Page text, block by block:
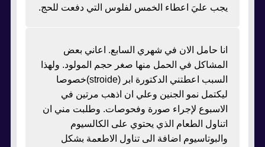
يجب عليَ اعطاء الخمس لفلوس التي دفعت للحج.
انا حامل الان في شهري السابع. اعاني بعض
المشاكل في الحمل منها صغر حجم المولود. ولهذا
السبب اعطتني الدكتورة ابر (stroide)خصوصا
ليكتمل نمو الجنين وعلي ان اذهب مرتين في
الاسبوع لإجراء صورة وفحوصات. وطلبت مني ان
اتناول الطعام الذي يحتوي على الكالسيوم
والبوتاسيوم اضافة الى تناول الاطعمة بشكل